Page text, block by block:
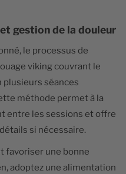
gestion de la douleur
le processus de
viking couvrant le
plusieurs séances
méthode permet à la
entre les sessions et offre
si nécessaire.
favoriser une bonne
adoptez une alimentation